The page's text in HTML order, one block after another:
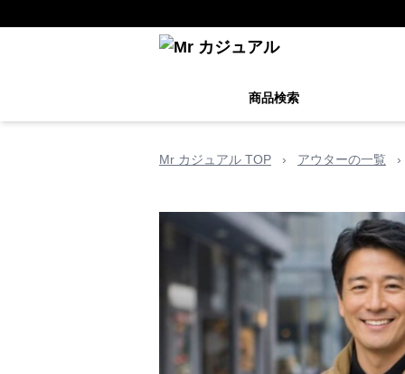
商品検索
Mr カジュアル TOP › アウターの一覧 ›